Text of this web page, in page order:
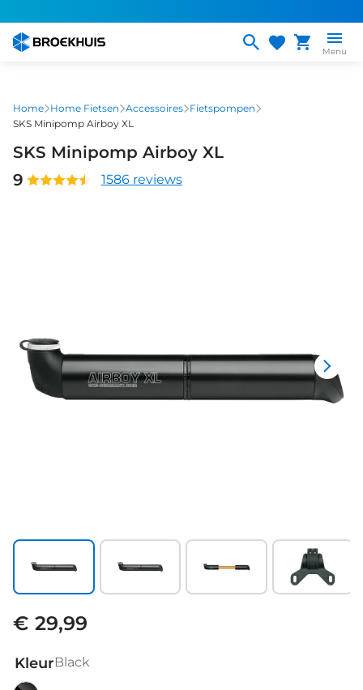
naar
gaan
Menu
Home Home Fietsen Accessoires Fietspompen
SKS Minipomp Airboy XL
SKS Minipomp Airboy XL
9
1586 reviews
€ 29,99
KleurBlack